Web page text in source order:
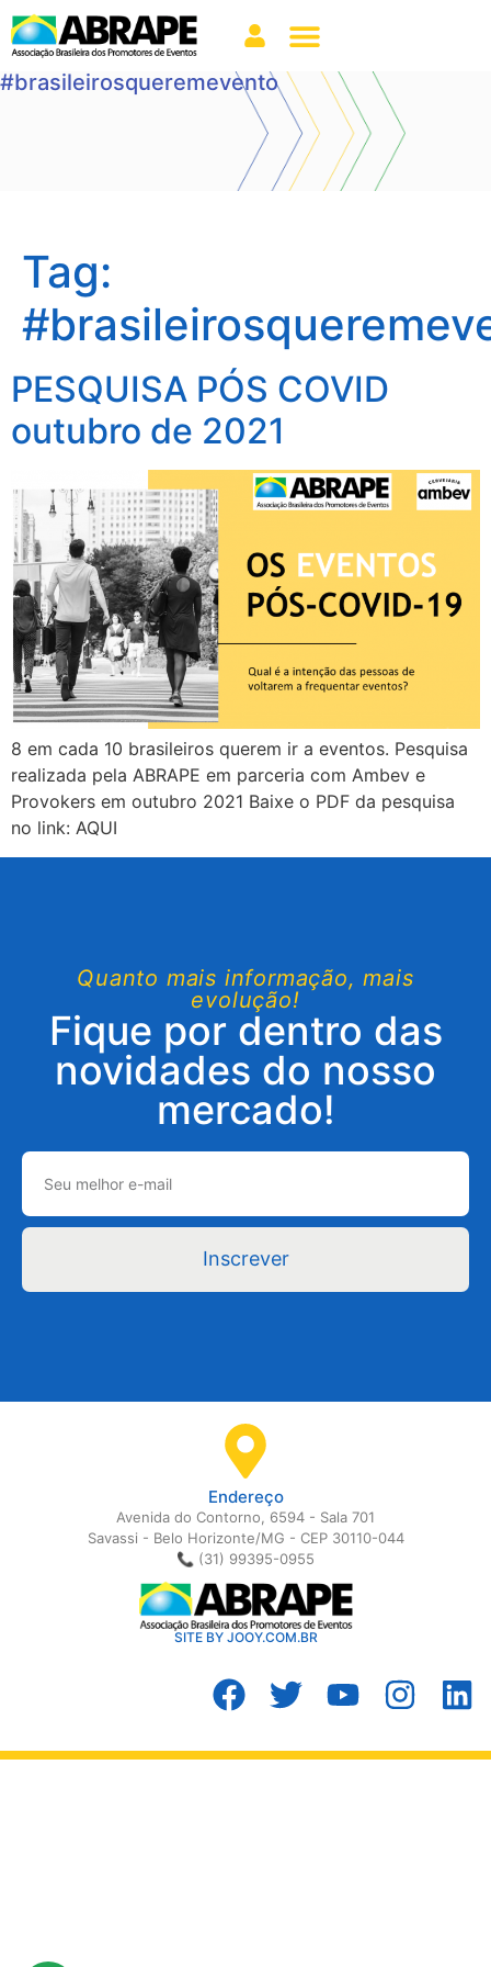
#brasileirosqueremevento
Tag:
PESQUISA PÓS COVID
outubro de 2021
8 em cada 10 brasileiros querem ir a eventos. Pesquisa
realizada pela ABRAPE em parceria com Ambev e
Provokers em outubro 2021 Baixe o PDF da pesquisa
no link: AQUI
Quanto mais informação, mais
evolução!
Fique por dentro das
novidades do nosso
mercado!
Inscrever
Endereço
Avenida do Contorno, 6594 - Sala 701
Savassi - Belo Horizonte/MG - CEP 30110-044
📞 (31) 99395-0955
SITE BY JOOY.COM.BR